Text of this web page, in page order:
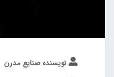
نویسنده صنایع مدرن